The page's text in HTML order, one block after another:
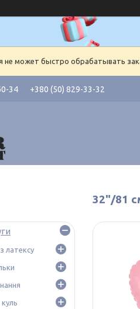
не может быстро обрабатывать
34 +380 (50) 829-33-32
32"/81
латексу